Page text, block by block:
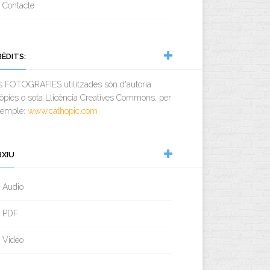
Contacte
FOTOGRAFIES utilitzades són d'autoria
o sota Llicència Creatives Commons, per
www.cathopic.com
Audio
PDF
Video